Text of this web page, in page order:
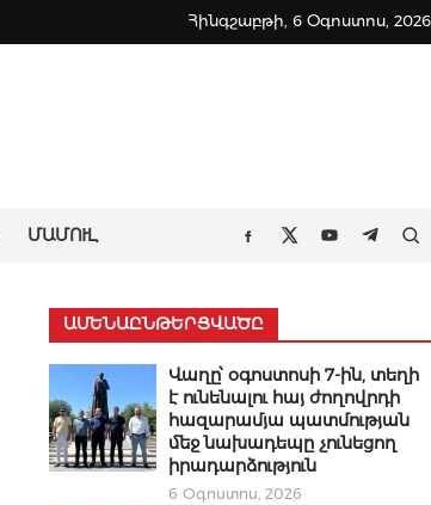
Հինգշաբթի, 6 Օգոստոս, 2026
ՄԱՄՈՒԼ
Facebook
TwitterYoutube
ԱՄԵՆԱԸՆԹԵՐՑՎԱԾԸ
Վաղը՝ օգոստոսի 7-ին, տեղի
է ունենալու հայ ժողովրդի
հազարամյա պատմության
մեջ նախադեպը չունեցող
իրադարձություն
6 Օգոստոս, 2026